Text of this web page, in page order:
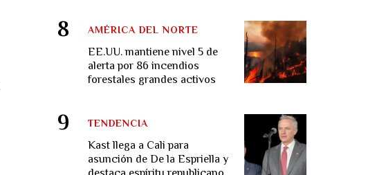
EE.UU. mantiene nivel 5 de
alerta por 86 incendios
forestales grandes activos
AMÉRICA DEL NORTE
Kast llega a Cali para
asunción de De la Espriella y
destaca espíritu republicano
TENDENCIA